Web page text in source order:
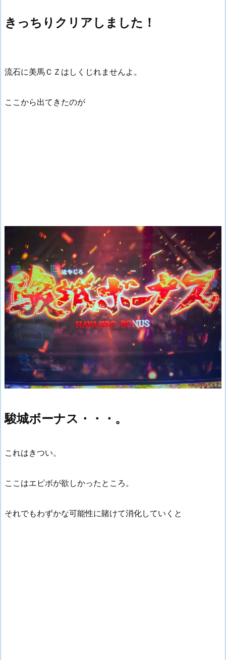
きっちりクリアしました！
流石に美馬ＣＺはしくじれませんよ。
ここから出てきたのが
駿城ボーナス・・・。
これはきつい。
ここはエピボが欲しかったところ。
それでもわずかな可能性に賭けて消化していくと